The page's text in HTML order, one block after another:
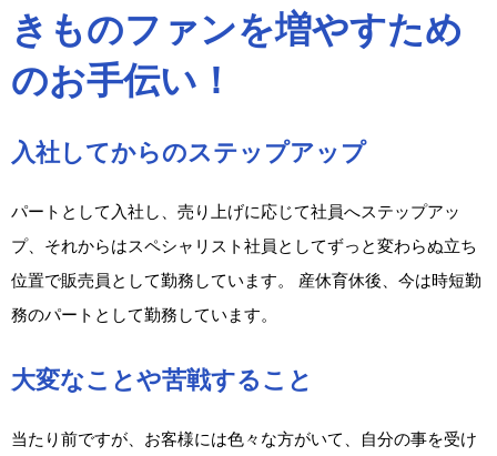
きものファンを増やすため
のお手伝い！
入社してからのステップアップ
パートとして入社し、売り上げに応じて社員へステップアッ
プ、それからはスペシャリスト社員としてずっと変わらぬ立ち
位置で販売員として勤務しています。 産休育休後、今は時短勤
務のパートとして勤務しています。
大変なことや苦戦すること
当たり前ですが、お客様には色々な方がいて、自分の事を受け